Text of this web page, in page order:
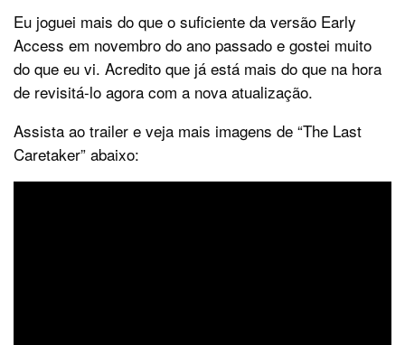
Eu joguei mais do que o suficiente da versão Early
Access em novembro do ano passado e gostei muito
do que eu vi. Acredito que já está mais do que na hora
de revisitá-lo agora com a nova atualização.
Assista ao trailer e veja mais imagens de “The Last
Caretaker” abaixo: